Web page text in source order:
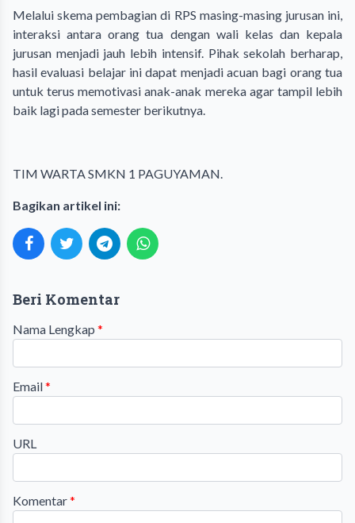
​Melalui skema pembagian di RPS masing-masing jurusan ini,
interaksi antara orang tua dengan wali kelas dan kepala
jurusan menjadi jauh lebih intensif. Pihak sekolah berharap,
hasil evaluasi belajar ini dapat menjadi acuan bagi orang tua
untuk terus memotivasi anak-anak mereka agar tampil lebih
baik lagi pada semester berikutnya.
TIM WARTA SMKN 1 PAGUYAMAN.
Bagikan artikel ini:
Beri Komentar
Nama Lengkap *
Email*
URL
Komentar*